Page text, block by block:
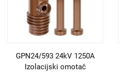
Kontaktiraj nas
GPN24/593 24kV 1250A
Izolacijski omotač